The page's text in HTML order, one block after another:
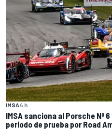
IMSA4 h
IMSA sanciona al Porsche Nº
periodo de prueba por Road